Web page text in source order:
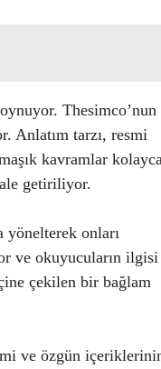
Thesimco’nun
Anlatım tarzı, resmi
kavramlar kolayca
getiriliyor.
onları
ve okuyucuların ilgisi
çekilen bir bağlam
ve özgün